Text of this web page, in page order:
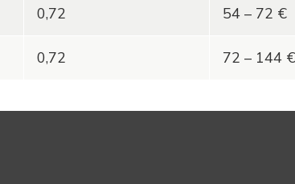
0,72 54 – 72 €
0,72 72 – 144 €